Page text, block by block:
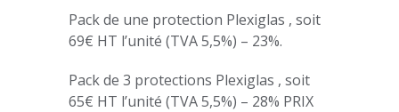
Pack de une protection Plexiglas , soit
69€ HT l’unité (TVA 5,5%) – 23%.
Pack de 3 protections Plexiglas , soit
65€ HT l’unité (TVA 5,5%) – 28% PRIX